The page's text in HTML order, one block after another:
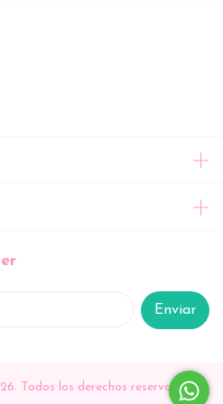
Todos los derechos reservados.